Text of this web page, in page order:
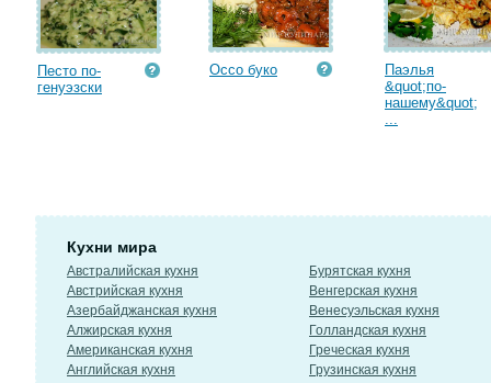
Песто по-
генуэзски
Оссо буко
Паэлья
&quot;по-
нашему&quot;
...
Кухни мира
Австралийская кухня
Австрийская кухня
Азербайджанская кухня
Алжирская кухня
Американская кухня
Английская кухня
Бурятская кухня
Венгерская кухня
Венесуэльская кухня
Голландская кухня
Греческая кухня
Грузинская кухня